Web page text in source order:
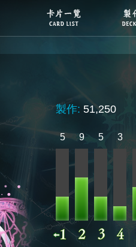
製作: 51,250
5 9 5 3